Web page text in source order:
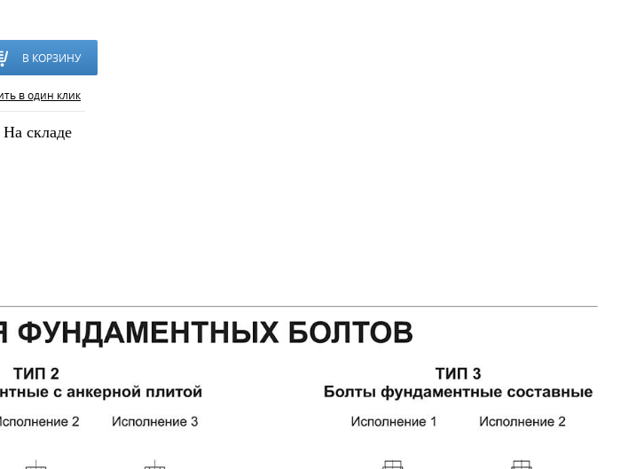
В КОРЗИНУ
в один клик
На складе